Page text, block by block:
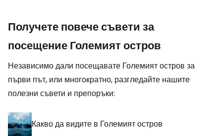
Получете повече съвети за
посещение Големият остров
Независимо дали посещавате Големият остров за
първи път, или многократно, разгледайте нашите
полезни съвети и препоръки:
Какво да видите в Големият остров